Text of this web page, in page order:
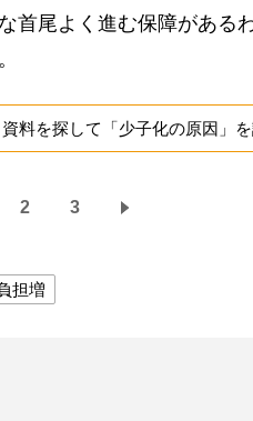
首尾よく進む保障がある
料を探して「少子化の原因」
2 3
担増